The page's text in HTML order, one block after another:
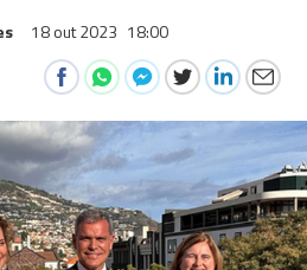
18 out 2023 18:00